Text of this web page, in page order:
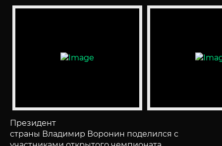
Президент
страны Владимир Воронин поделился с